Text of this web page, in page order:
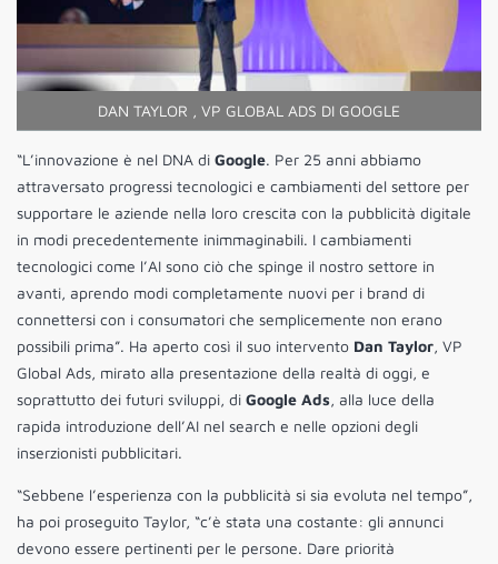
DAN TAYLOR , VP GLOBAL ADS DI GOOGLE
“L’innovazione è nel DNA di Google. Per 25 anni abbiamo
attraversato progressi tecnologici e cambiamenti del settore per
supportare le aziende nella loro crescita con la pubblicità digitale
in modi precedentemente inimmaginabili. I cambiamenti
tecnologici come l’AI sono ciò che spinge il nostro settore in
avanti, aprendo modi completamente nuovi per i brand di
connettersi con i consumatori che semplicemente non erano
possibili prima”. Ha aperto così il suo intervento Dan Taylor, VP
Global Ads, mirato alla presentazione della realtà di oggi, e
soprattutto dei futuri sviluppi, di Google Ads, alla luce della
rapida introduzione dell’AI nel search e nelle opzioni degli
inserzionisti pubblicitari.
“Sebbene l’esperienza con la pubblicità si sia evoluta nel tempo”,
ha poi proseguito Taylor, “c’è stata una costante: gli annunci
devono essere pertinenti per le persone. Dare priorità